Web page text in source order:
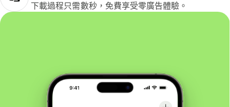
下載過程只需數秒，免費享受零廣告體驗。